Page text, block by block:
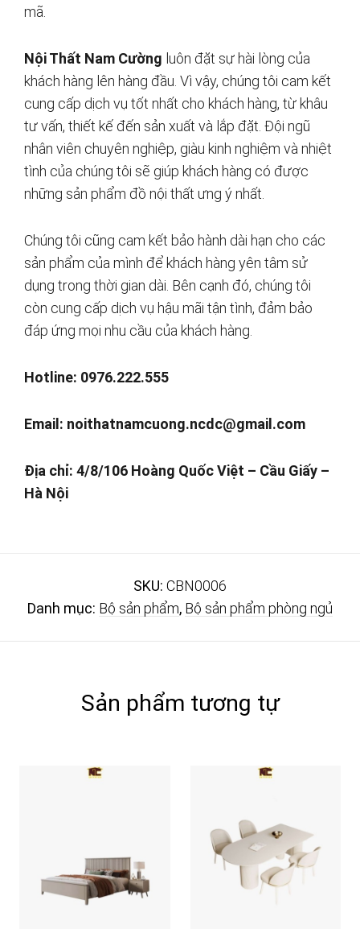
mã.
Nội Thất Nam Cường luôn đặt sự hài lòng của
khách hàng lên hàng đầu. Vì vậy, chúng tôi cam kết
cung cấp dịch vụ tốt nhất cho khách hàng, từ khâu
tư vấn, thiết kế đến sản xuất và lắp đặt. Đội ngũ
nhân viên chuyên nghiệp, giàu kinh nghiệm và nhiệt
tình của chúng tôi sẽ giúp khách hàng có được
những sản phẩm đồ nội thất ưng ý nhất.
Chúng tôi cũng cam kết bảo hành dài hạn cho các
sản phẩm của mình để khách hàng yên tâm sử
dụng trong thời gian dài. Bên cạnh đó, chúng tôi
còn cung cấp dịch vụ hậu mãi tận tình, đảm bảo
đáp ứng mọi nhu cầu của khách hàng.
Hotline: 0976.222.555
Email: noithatnamcuong.ncdc@gmail.com
Địa chỉ: 4/8/106 Hoàng Quốc Việt – Cầu Giấy –
Hà Nội
SKU: CBN0006
Danh mục: Bộ sản phẩm, Bộ sản phẩm phòng ngủ
Sản phẩm tương tự